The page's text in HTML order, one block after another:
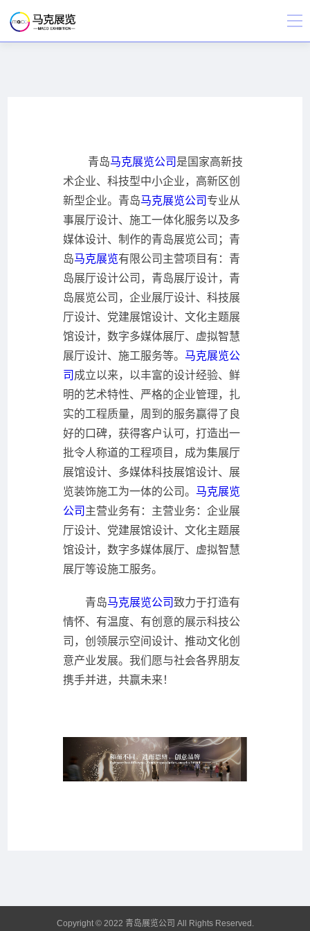
青岛马克展览公司 是国家高新技
术企业、科技型中小企业，高新区创
新型企业。青岛马克展览公司 专业从
事展厅设计、施工一体化服务以及多
媒体设计、制作的青岛展览公司；青
岛马克展览有限公司主营项目有：青
岛展厅设计公司，青岛展厅设计，青
岛展览公司，企业展厅设计、科技展
厅设计、党建展馆设计、文化主题展
馆设计，数字多媒体展厅、虚拟智慧
展厅设计、施工服务等。 马克展览公
司 成立以来，以丰富的设计经验、鲜
明的艺术特性、严格的企业管理，扎
实的工程质量，周到的服务赢得了良
好的口碑，获得客户认可，打造出一
批令人称道的工程项目，成为集展厅
展馆设计、多媒体科技展馆设计、展
览装饰施工为一体的公司。 马克展览
公司 主营业务有：主营业务：企业展
厅设计、党建展馆设计、文化主题展
馆设计，数字多媒体展厅、虚拟智慧
展厅等设施工服务。
青岛马克展览公司 致力于打造有
情怀、有温度、有创意的展示科技公
司，创领展示空间设计、推动文化创
意产业发展。我们愿与社会各界朋友
携手并进，共赢未来！
Copyright © 2022 青岛展览公司 All Rights Reserved.